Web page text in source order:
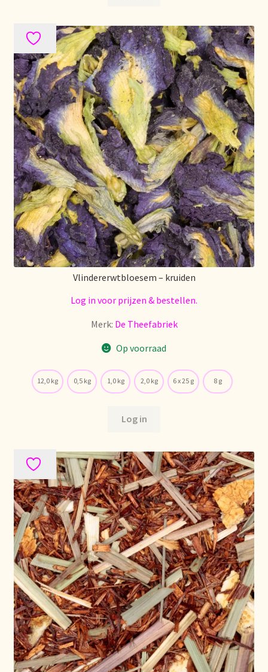
Preispolitik
Pricing policy
Prijsbeleid
Privacy statement
Privacyverklaring
Product range
Questions relatives aux stocks
Retouren en garantie
Retours et garantie
Returns and warranty
Sécurité alimentaire
Shipping and delivery
Sortiment
Stock matters
Surtido
Terms and Conditions
Über uns
Unsere Vision von Tee
Vlindererwtbloesem – kruiden
Log in voor prijzen & bestellen.
Merk: De Theefabriek
Op voorraad
12,0 kg 0,5 kg 1,0 kg 2,0 kg 6 x 25 g 8 g
Log in